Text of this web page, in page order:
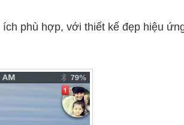
phù hợp, với thiết kế đẹp hiệu